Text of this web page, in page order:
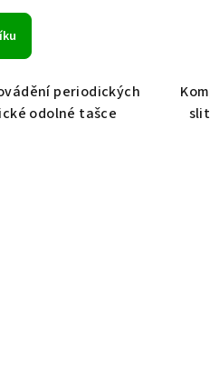
periodických
odolné tašce